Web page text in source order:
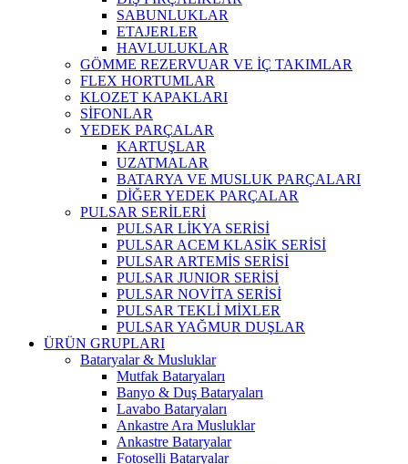
SABUNLUKLAR
ETAJERLER
HAVLULUKLAR
GÖMME REZERVUAR VE İÇ TAKIMLAR
FLEX HORTUMLAR
KLOZET KAPAKLARI
SİFONLAR
YEDEK PARÇALAR
KARTUŞLAR
UZATMALAR
BATARYA VE MUSLUK PARÇALARI
DİĞER YEDEK PARÇALAR
PULSAR SERİLERİ
PULSAR LİKYA SERİSİ
PULSAR ACEM KLASİK SERİSİ
PULSAR ARTEMİS SERİSİ
PULSAR JUNIOR SERİSİ
PULSAR NOVİTA SERİSİ
PULSAR TEKLİ MİXLER
PULSAR YAĞMUR DUŞLAR
ÜRÜN GRUPLARI
Bataryalar & Musluklar
Mutfak Bataryaları
Banyo & Duş Bataryaları
Lavabo Bataryaları
Ankastre Ara Musluklar
Ankastre Bataryalar
Fotoselli Bataryalar